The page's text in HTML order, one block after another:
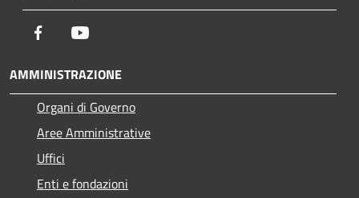
Facebook
AMMINISTRAZIONE
Organi di Governo
Aree Amministrative
Uffici
Enti e fondazioni